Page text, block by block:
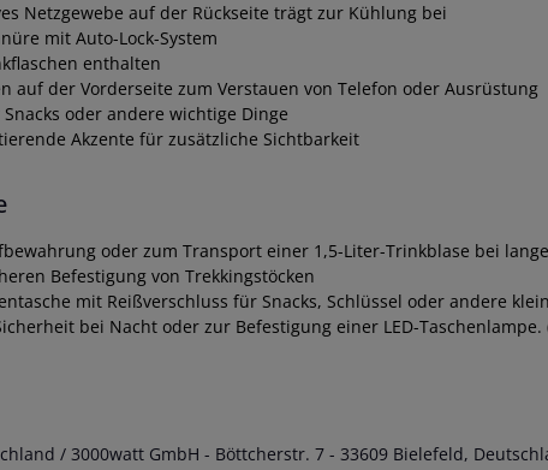
Netzgewebe auf der Rückseite trägt zur Kühlung bei
mit Auto-Lock-System
enthalten
auf der Vorderseite zum Verstauen von Telefon oder Ausrüstung
oder andere wichtige Dinge
Akzente für zusätzliche Sichtbarkeit
oder zum Transport einer 1,5-Liter-Trinkblase bei
Befestigung von Trekkingstöcken
mit Reißverschluss für Snacks, Schlüssel oder andere
bei Nacht oder zur Befestigung einer LED-Taschenlampe.
/ 3000watt GmbH - Böttcherstr. 7 - 33609 Bielefeld,